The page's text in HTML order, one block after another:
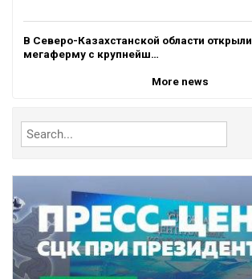
В Северо-Казахстанской области открыли
мегаферму с крупнейш…
More news